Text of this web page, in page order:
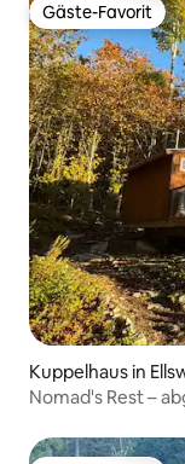
Gäste-Favorit
Gäste-Favorit
Kuppelhaus in
Nomad's Rest –